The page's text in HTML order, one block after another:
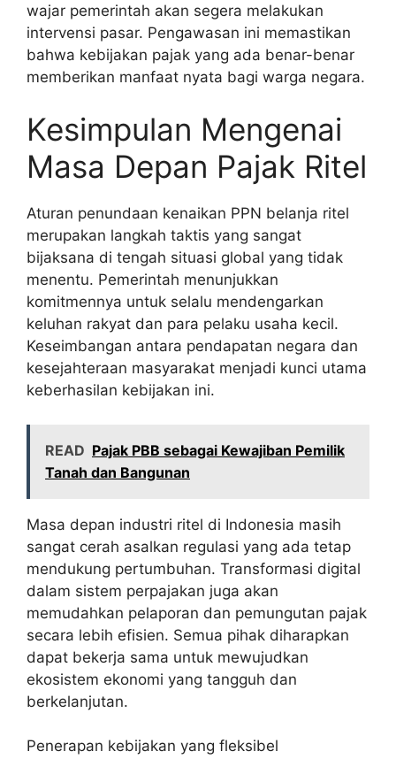
wajar pemerintah akan segera melakukan
intervensi pasar. Pengawasan ini memastikan
bahwa kebijakan pajak yang ada benar-benar
memberikan manfaat nyata bagi warga negara.
Kesimpulan Mengenai
Masa Depan Pajak Ritel
Aturan penundaan kenaikan PPN belanja ritel
merupakan langkah taktis yang sangat
bijaksana di tengah situasi global yang tidak
menentu. Pemerintah menunjukkan
komitmennya untuk selalu mendengarkan
keluhan rakyat dan para pelaku usaha kecil.
Keseimbangan antara pendapatan negara dan
kesejahteraan masyarakat menjadi kunci utama
keberhasilan kebijakan ini.
READ Pajak PBB sebagai Kewajiban Pemilik
Tanah dan Bangunan
Masa depan industri ritel di Indonesia masih
sangat cerah asalkan regulasi yang ada tetap
mendukung pertumbuhan. Transformasi digital
dalam sistem perpajakan juga akan
memudahkan pelaporan dan pemungutan pajak
secara lebih efisien. Semua pihak diharapkan
dapat bekerja sama untuk mewujudkan
ekosistem ekonomi yang tangguh dan
berkelanjutan.
Penerapan kebijakan yang fleksibel